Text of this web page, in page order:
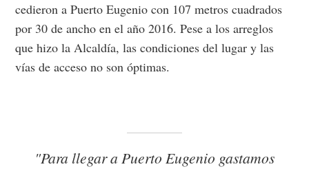
cedieron a Puerto Eugenio con 107 metros cuadrados
por 30 de ancho en el año 2016. Pese a los arreglos
que hizo la Alcaldía, las condiciones del lugar y las
vías de acceso no son óptimas.
"Para llegar a Puerto Eugenio gastamos